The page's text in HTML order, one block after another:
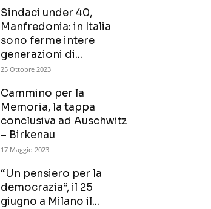
Sindaci under 40,
Manfredonia: in Italia
sono ferme intere
generazioni di...
25 Ottobre 2023
Cammino per la
Memoria, la tappa
conclusiva ad Auschwitz
– Birkenau
17 Maggio 2023
“Un pensiero per la
democrazia”, il 25
giugno a Milano il...